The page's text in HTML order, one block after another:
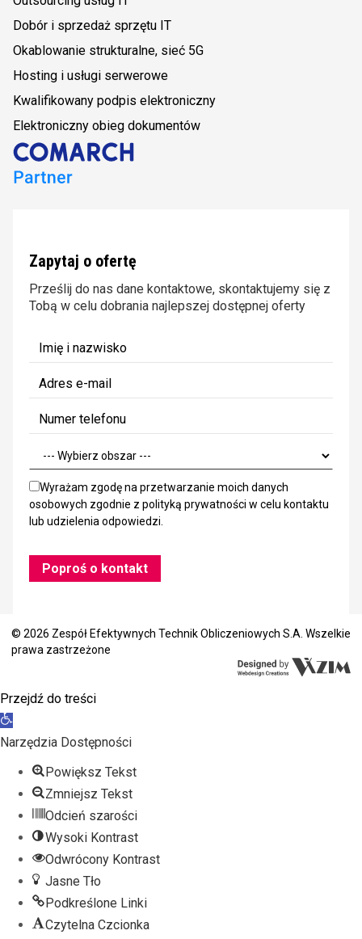
Dobór i sprzedaż sprzętu IT
Okablowanie strukturalne, sieć 5G
Hosting i usługi serwerowe
Kwalifikowany podpis elektroniczny
Elektroniczny obieg dokumentów
Zapytaj o ofertę
Prześlij do nas dane kontaktowe, skontaktujemy się z
Tobą w celu dobrania najlepszej dostępnej oferty
Wyrażam zgodę na przetwarzanie moich danych
osobowych zgodnie z polityką prywatności w celu kontaktu
lub udzielenia odpowiedzi.
© 2026 Zespół Efektywnych Technik Obliczeniowych S.A. Wszelkie
prawa zastrzeżone
Przejdź do treści
Otwórz
pasek
narzędzi
Narzędzia Dostępności
Powiększ Tekst
Zmniejsz Tekst
Odcień szarości
Wysoki Kontrast
Odwrócony Kontrast
Jasne Tło
Podkreślone Linki
Czytelna Czcionka